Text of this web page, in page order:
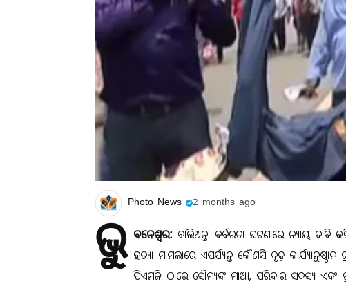
Photo News 2 months ago
ଭୁ ବନେଶ୍ୱର: ବାଲିଅନ୍ତା ବର୍ବରତା ଘଟଣାରେ ନ୍ୟାୟ ଦାବି
ହତ୍ୟା ମାମଲାରେ ଏପର୍ଯ୍ୟନ୍ତ କୌଣସି ଦୃଢ଼
ପିଏମଜି ଠାରେ ସୌମ୍ୟଙ୍କ ମାଆ, ପରିବାର ସଦସ୍ୟ ଏବଂ